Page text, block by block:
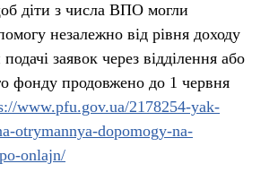
діти з числа ВПО могли
незалежно від рівня доходу
заявок через відділення або
фонду продовжено до 1 червня
www.pfu.gov.ua/2178254-yak-
otrymannya-dopomogy-na-
onlajn/